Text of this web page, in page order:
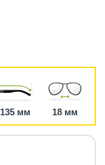
135 мм 18 мм